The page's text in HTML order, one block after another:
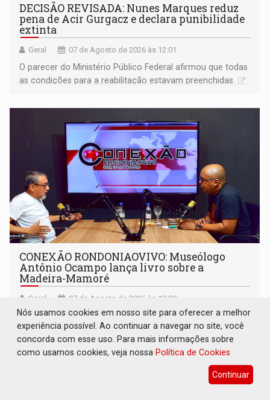
DECISÃO REVISADA: Nunes Marques reduz
pena de Acir Gurgacz e declara punibilidade
extinta
Geral 07 de Agosto de 2026 às 12:01
O parecer do Ministério Público Federal afirmou que todas
as condições para a reabilitação estavam preenchidas
CONEXÃO RONDONIAOVIVO: Museólogo
Antônio Ocampo lança livro sobre a
Madeira-Mamoré
Geral 07 de Agosto de 2026 às 12:00
Ele denuncia que a estrada de ferro passou por uma
processo de destruição que ocorreu em todo o país,
devido o lobby das fabricantes de caminhões
Nós usamos cookies em nosso site para oferecer a melhor
experiência possível. Ao continuar a navegar no site, você
concorda com esse uso. Para mais informações sobre
como usamos cookies, veja nossa Política de Cookies
Continuar